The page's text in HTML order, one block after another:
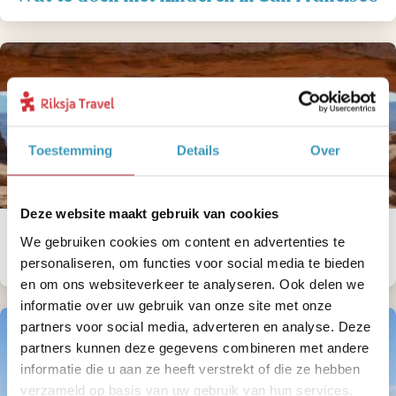
Toestemming Details Over
Deze website maakt gebruik van cookies
We gebruiken cookies om content en advertenties te
personaliseren, om functies voor social media te bieden
en om ons websiteverkeer te analyseren. Ook delen we
informatie over uw gebruik van onze site met onze
partners voor social media, adverteren en analyse. Deze
partners kunnen deze gegevens combineren met andere
informatie die u aan ze heeft verstrekt of die ze hebben
verzameld op basis van uw gebruik van hun services.
Waarheen in Amerika tijdens de
schoolvakanties? Dit zijn onze aanraders!